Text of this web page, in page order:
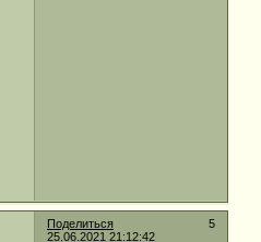
Поделиться
5
25.06.2021 21:12:42